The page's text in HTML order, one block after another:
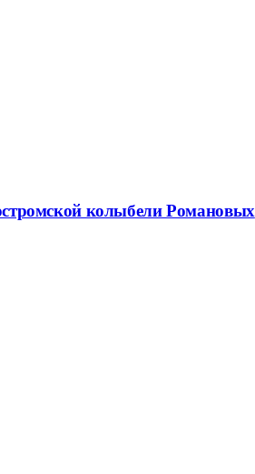
колыбели Романовых